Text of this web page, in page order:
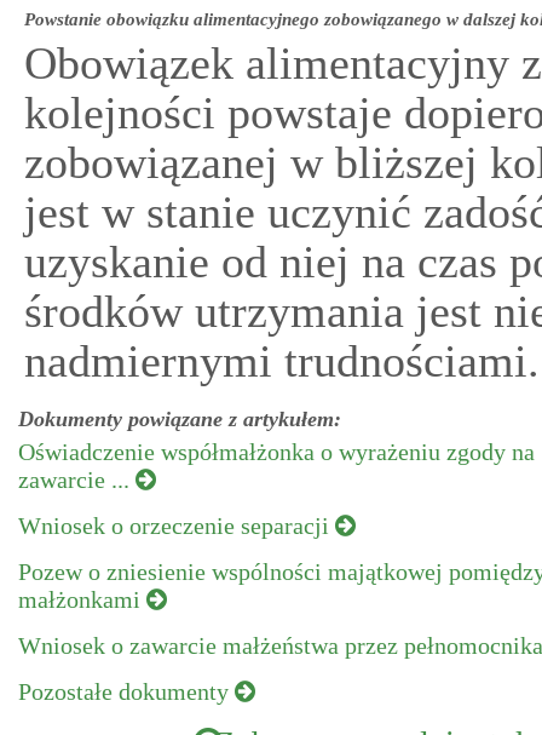
Powstanie obowiązku alimentacyjnego zobowiązanego w dalszej
Obowiązek alimentacyjny
kolejności powstaje
zobowiązanej w bliższej
jest w stanie uczynić
uzyskanie od niej na czas
środków utrzymania jest
nadmiernymi trudnościami.
Dokumenty powiązane z artykułem:
Oświadczenie współmałżonka o wyrażeniu zgody na
zawarcie ...
Wniosek o orzeczenie separacji
Pozew o zniesienie wspólności majątkowej
małżonkami
Wniosek o zawarcie małżeństwa przez
Pozostałe dokumenty